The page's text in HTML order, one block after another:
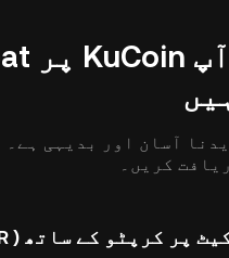
کریں۔